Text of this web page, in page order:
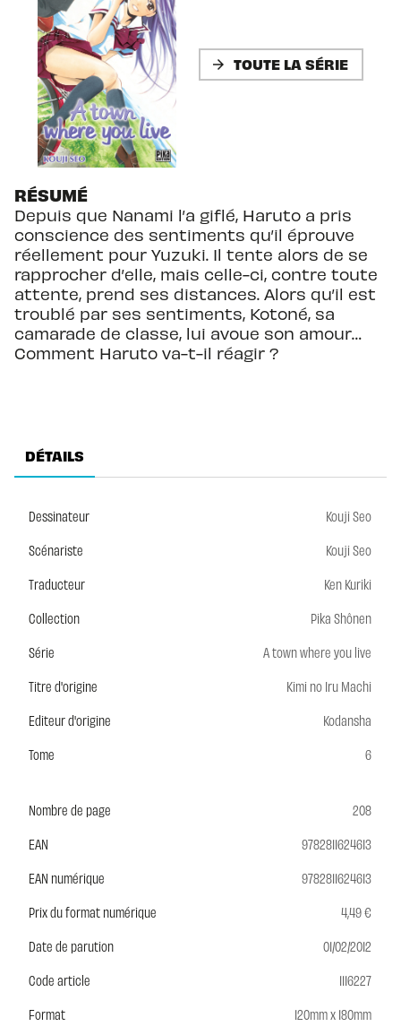
arrow_forward TOUTE LA SÉRIE
RÉSUMÉ
Depuis que Nanami l’a giflé, Haruto a pris
conscience des sentiments qu’il éprouve
réellement pour Yuzuki. Il tente alors de se
rapprocher d’elle, mais celle-ci, contre toute
attente, prend ses distances. Alors qu’il est
troublé par ses sentiments, Kotoné, sa
camarade de classe, lui avoue son amour…
Comment Haruto va-t-il réagir ?
DÉTAILS
Dessinateur
Kouji Seo
Scénariste
Kouji Seo
Traducteur
Ken Kuriki
Collection
Pika Shônen
Série
A town where you live
Titre d'origine
Kimi no Iru Machi
Editeur d'origine
Kodansha
Tome
6
Nombre de page
208
EAN
9782811624613
EAN numérique
9782811624613
Prix du format numérique
4,49 €
Date de parution
01/02/2012
Code article
1116227
Format
120mm x 180mm